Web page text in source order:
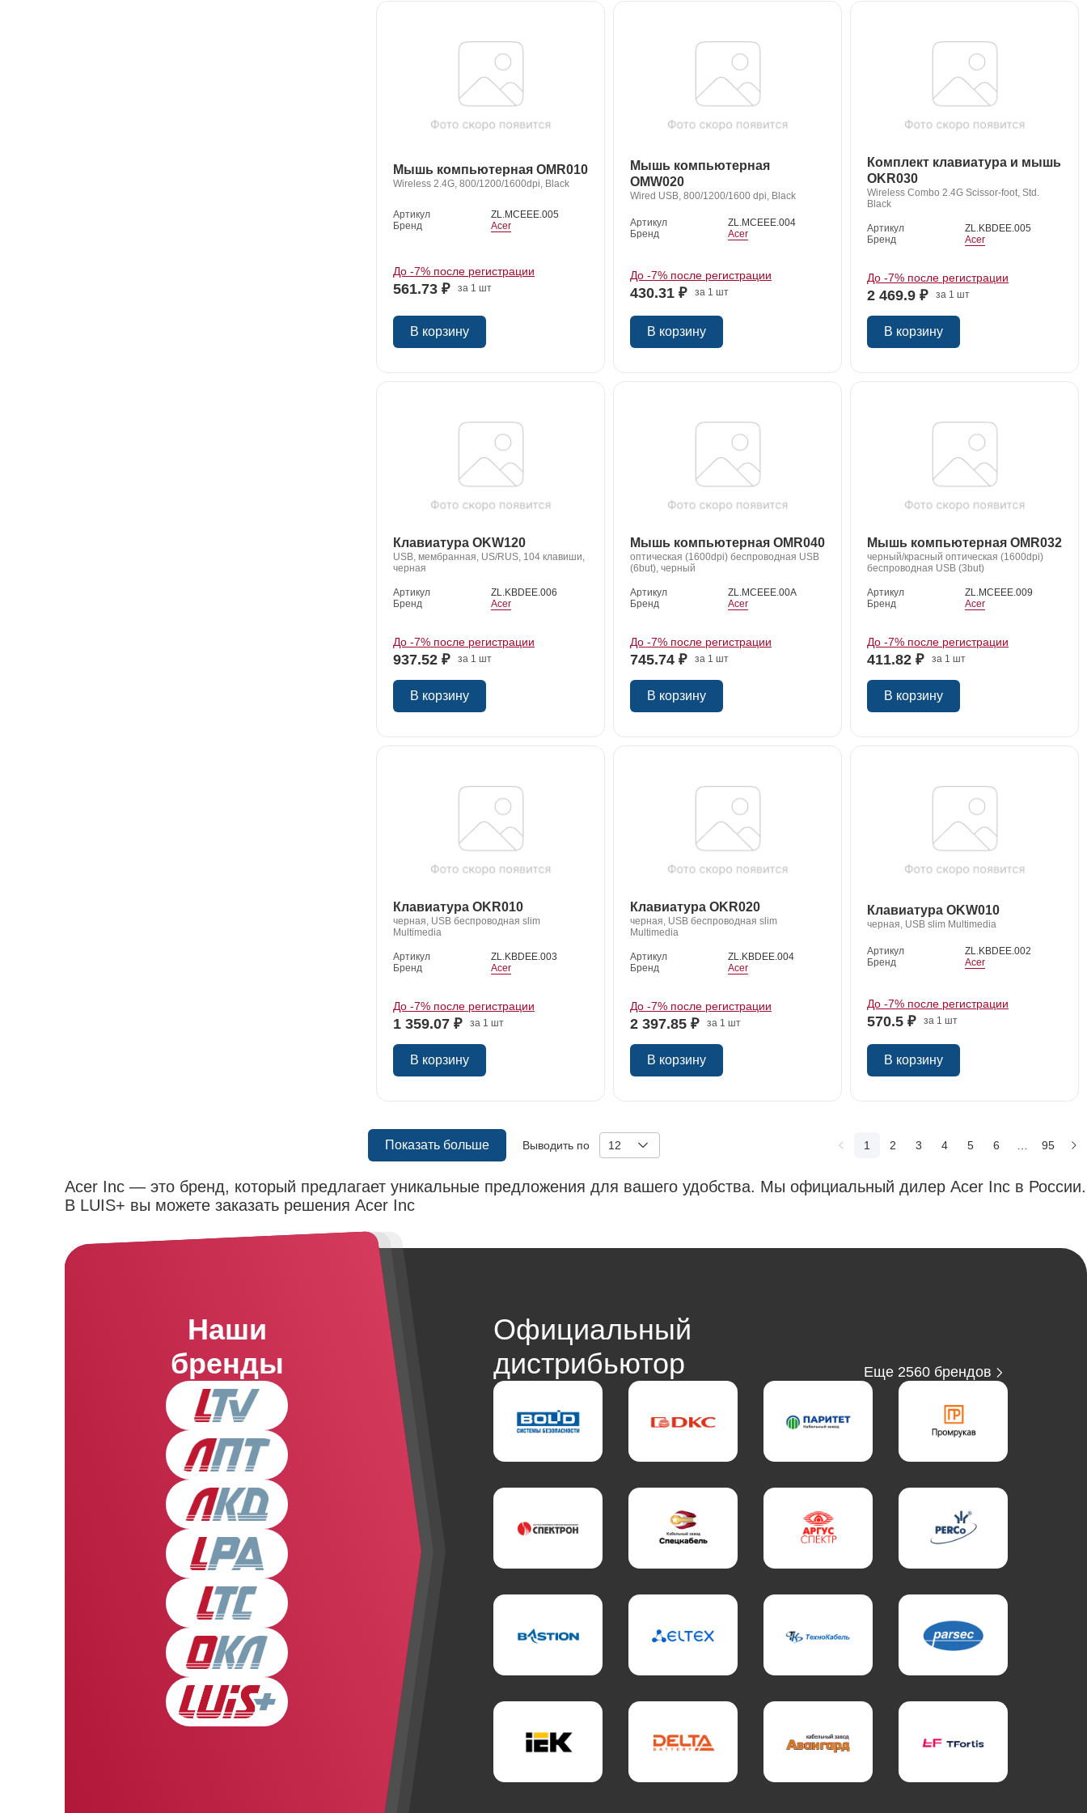
Мышь компьютерная OMR010
Wireless 2.4G, 800/1200/1600dpi, Black
Артикул
ZL.MCEEE.005
Бренд
Acer
До -7% после регистрации
561.73 ₽ за 1 шт
В корзину
Мышь компьютерная
OMW020
Wired USB, 800/1200/1600 dpi, Black
Артикул
ZL.MCEEE.004
Бренд
Acer
До -7% после регистрации
430.31 ₽ за 1 шт
В корзину
Комплект клавиатура и мышь
OKR030
Wireless Combo 2.4G Scissor-foot, Std.
Black
Артикул
ZL.KBDEE.005
Бренд
Acer
До -7% после регистрации
2 469.9 ₽ за 1 шт
В корзину
Клавиатура OKW120
USB, мембранная, US/RUS, 104 клавиши,
черная
Артикул
ZL.KBDEE.006
Бренд
Acer
До -7% после регистрации
937.52 ₽ за 1 шт
В корзину
Мышь компьютерная OMR040
оптическая (1600dpi) беспроводная USB
(6but), черный
Артикул
ZL.MCEEE.00A
Бренд
Acer
До -7% после регистрации
745.74 ₽ за 1 шт
В корзину
Мышь компьютерная OMR032
черный/красный оптическая (1600dpi)
беспроводная USB (3but)
Артикул
ZL.MCEEE.009
Бренд
Acer
До -7% после регистрации
411.82 ₽ за 1 шт
В корзину
Клавиатура OKR010
черная, USB беспроводная slim
Multimedia
Артикул
ZL.KBDEE.003
Бренд
Acer
До -7% после регистрации
1 359.07 ₽ за 1 шт
В корзину
Клавиатура OKR020
черная, USB беспроводная slim
Multimedia
Артикул
ZL.KBDEE.004
Бренд
Acer
До -7% после регистрации
2 397.85 ₽ за 1 шт
В корзину
Клавиатура OKW010
черная, USB slim Multimedia
Артикул
ZL.KBDEE.002
Бренд
Acer
До -7% после регистрации
570.5 ₽ за 1 шт
В корзину
Показать больше Выводить по 12 1 2 3 4 5 6 95
Acer Inc — это бренд, который предлагает уникальные предложения для вашего удобства. Мы официальный дилер Acer Inc в России.
В LUIS+ вы можете заказать решения Acer Inc
Наши
бренды
Официальный
дистрибьютор
Еще 2560 брендов